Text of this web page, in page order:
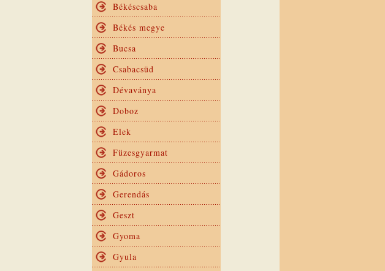
Békéscsaba
Békés megye
Bucsa
Csabacsüd
Dévaványa
Doboz
Elek
Füzesgyarmat
Gádoros
Gerendás
Geszt
Gyoma
Gyula